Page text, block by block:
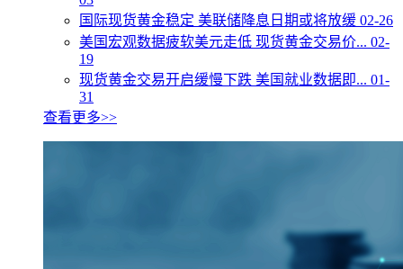
国际现货黄金稳定 美联储降息日期或将放缓 02-26
美国宏观数据疲软美元走低 现货黄金交易价... 02-
19
现货黄金交易开启缓慢下跌 美国就业数据即... 01-
31
查看更多>>